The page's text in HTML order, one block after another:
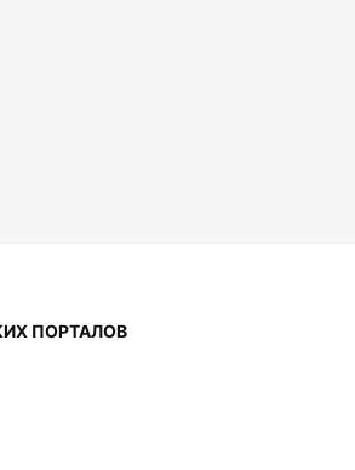
ПОРТАЛОВ